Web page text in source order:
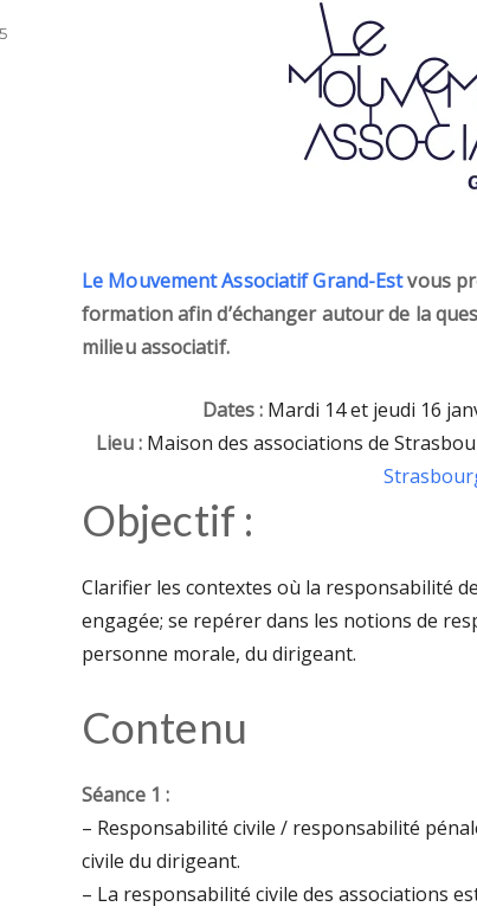
Le Mouvement Associatif Grand-Estvous
formation afin d’échanger autour de la
milieu associatif.
Dates : Mardi 14 et jeudi 16
Lieu : Maison des associations de
Objectif :
Clarifier les contextes où la responsabilité
engagée; se repérer dans les notions de
personne morale, du dirigeant.
Contenu
Séance 1 :
– Responsabilité civile / responsabilité
civile du dirigeant.
– La responsabilité civile des associations